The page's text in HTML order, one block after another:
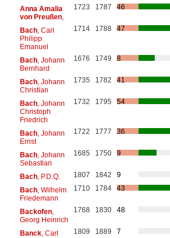
Anna Amalia
von Preußen,
1723 1787 46
Bach, Carl
Philipp
Emanuel
1714 1788 47
Bach, Johann
Bernhard
1676 1749 8
Bach, Johann
Christian
1735 1782 41
Bach, Johann
Christoph
Friedrich
1732 1795 54
Bach, Johann
Ernst
1722 1777 36
Bach, Johann
Sebastian
1685 1750 9
Bach, P.D.Q. 1807 1842
9
Bach, Wilhelm
Friedemann
1710 1784 43
Backofen,
Georg Heinrich
1768 1830 48
Banck, Carl 1809 1889
7